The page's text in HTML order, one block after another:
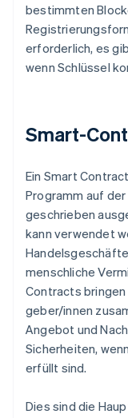
bestimmten
erforderlich, es
wenn Schlüssel
Smart-
Ein Smart
Programm auf
geschrieben
kann verwendet
menschliche
Contracts
geber/innen
Angebot und
Sicherheiten,
erfüllt sind.
Dies sind die